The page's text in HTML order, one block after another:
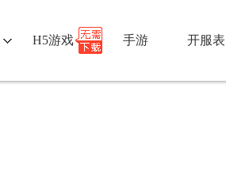
H5游戏 手游 开服表